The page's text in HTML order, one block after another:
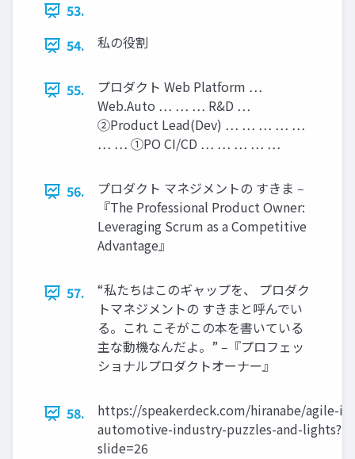
53.
54.
私の役割
55.
プロダクト Web Platform …
Web.Auto … … … R&D …
②Product Lead(Dev) … … … … …
… … ①PO CI/CD … … … … …
56.
プロダクト マネジメントの すきま ‒
『The Professional Product Owner:
Leveraging Scrum as a Competitive
Advantage』
57.
“私たちはこのギャップを、 プロダク
トマネジメントの すきまと呼んでい
る。これ こそがこの本を書いている
主な動機なんだよ。” ‒『プロフェッ
ショナルプロダクトオーナー』
58.
https://speakerdeck.com/hiranabe/agile-in-
automotive-industry-puzzles-and-lights?
slide=26